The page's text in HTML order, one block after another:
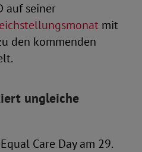
auf seiner
mit
den kommenden
ungleiche
Care Day am 29.